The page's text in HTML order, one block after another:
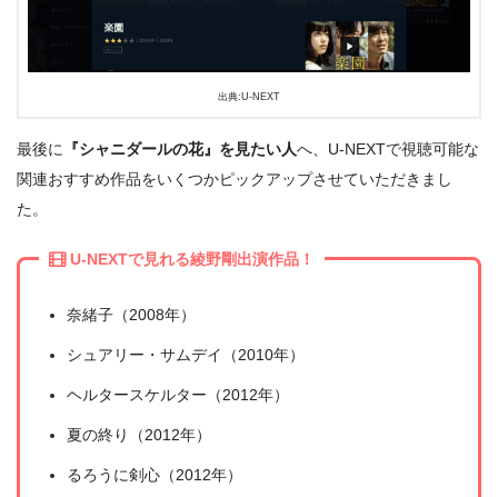
出典:U-NEXT
最後に 『シャニダールの花』を見たい人へ、U-NEXTで視聴可能な
関連おすすめ作品をいくつかピックアップさせていただきまし
た。
U-NEXTで見れる綾野剛出演作品！
奈緒子（2008年）
シュアリー・サムデイ（2010年）
ヘルタースケルター（2012年）
夏の終り（2012年）
るろうに剣心（2012年）